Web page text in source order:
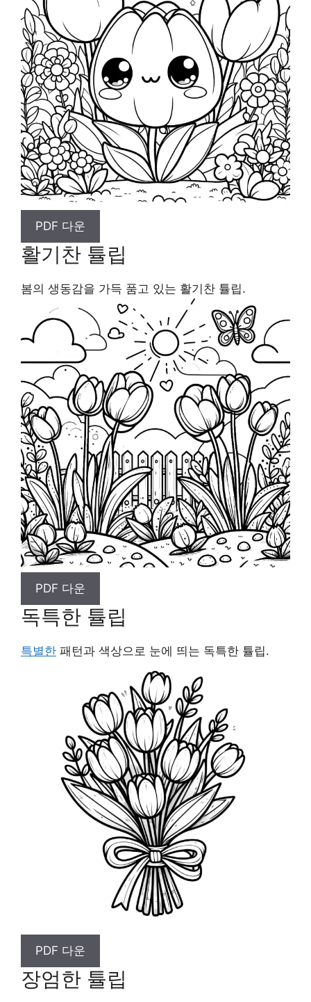
PDF 다운
활기찬 튤립
봄의 생동감을 가득 품고 있는 활기찬 튤립.
PDF 다운
독특한 튤립
특별한 패턴과 색상으로 눈에 띄는 독특한 튤립.
PDF 다운
장엄한 튤립